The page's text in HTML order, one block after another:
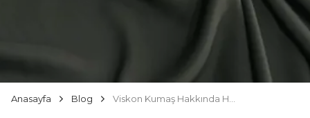
Anasayfa Blog